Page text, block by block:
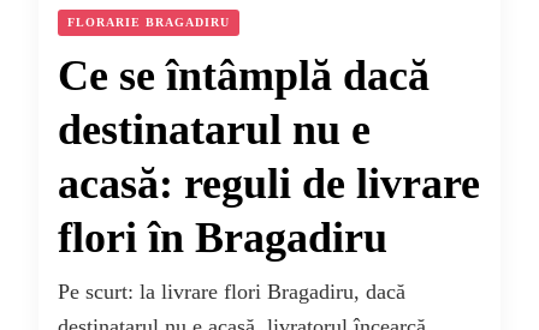
FLORARIE BRAGADIRU
Ce se întâmplă dacă
destinatarul nu e
acasă: reguli de livrare
flori în Bragadiru
Pe scurt: la livrare flori Bragadiru, dacă